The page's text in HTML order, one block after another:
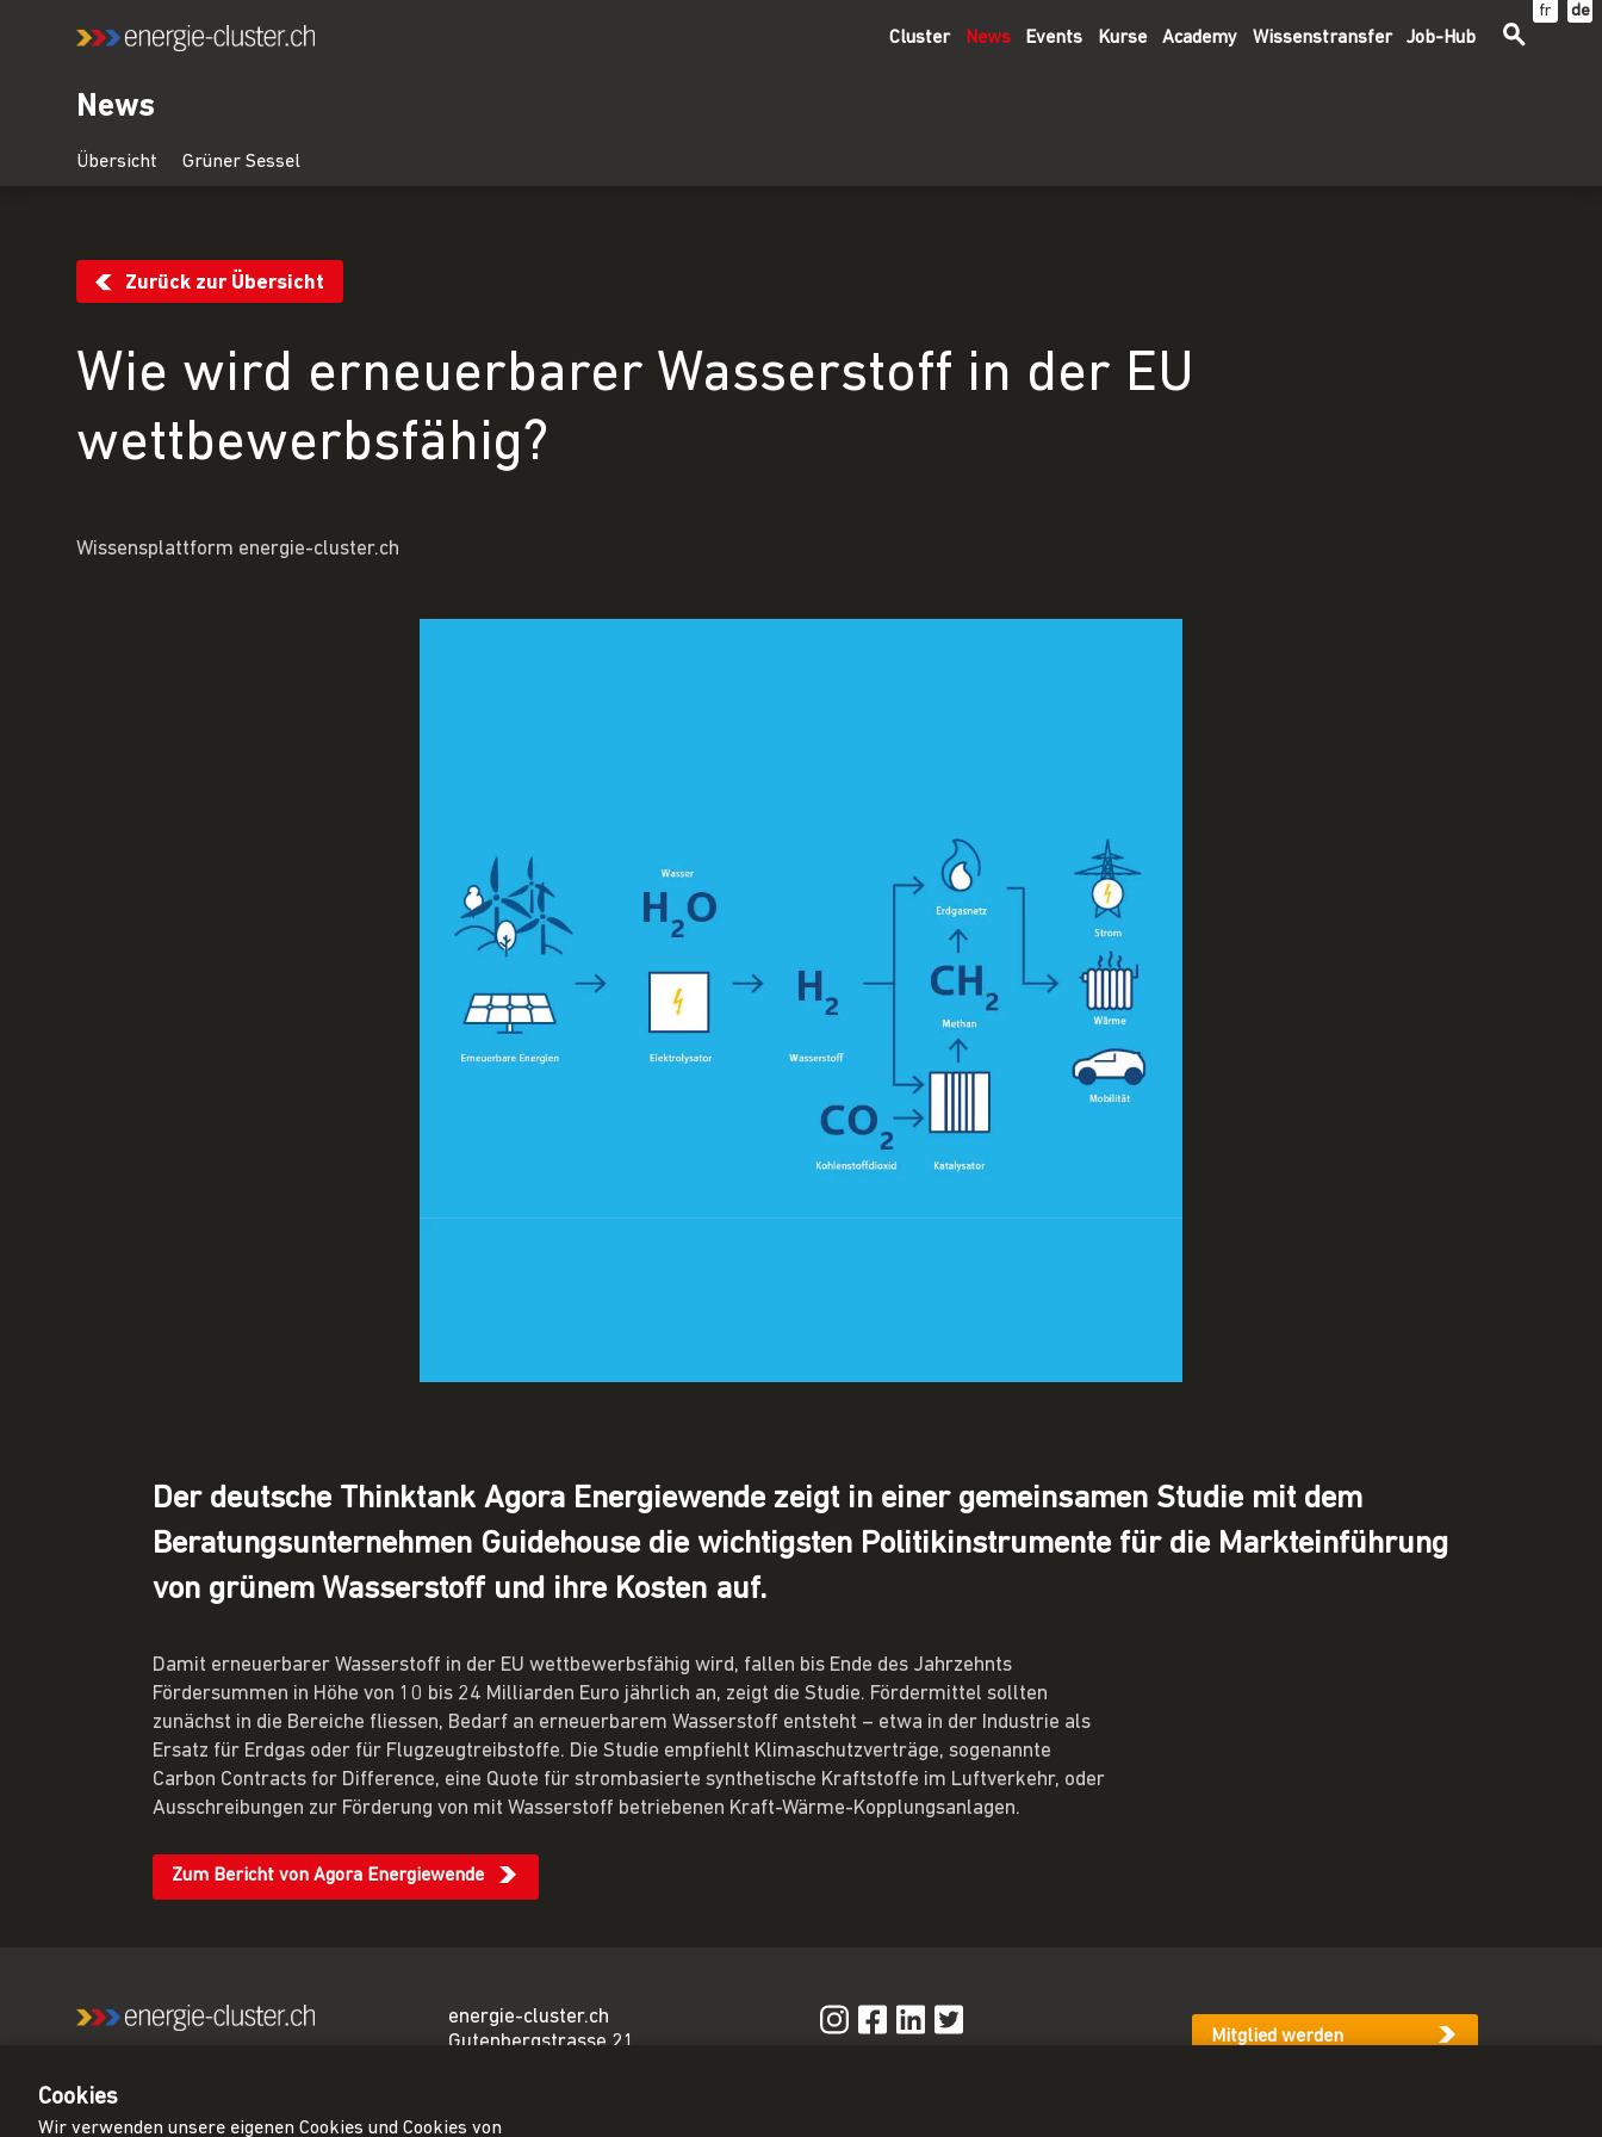
Cluster News Events Kurse Academy Wissenstransfer Job-Hub
News
fr de
Zurück zur Übersicht
Wie wird erneuerbarer Wasserstoff in der EU
wettbewerbsfähig?
Wissensplattform energie-cluster.ch
Der deutsche Thinktank Agora Energiewende zeigt in einer gemeinsamen Studie mit dem
Beratungsunternehmen Guidehouse die wichtigsten Politikinstrumente für die Markteinführung
von grünem Wasserstoff und ihre Kosten auf.
Damit erneuerbarer Wasserstoff in der EU wettbewerbsfähig wird, fallen bis Ende des Jahrzehnts
Fördersummen in Höhe von 10 bis 24 Milliarden Euro jährlich an, zeigt die Studie. Fördermittel sollten
zunächst in die Bereiche fliessen, Bedarf an erneuerbarem Wasserstoff entsteht – etwa in der Industrie als
Ersatz für Erdgas oder für Flugzeugtreibstoffe. Die Studie empfiehlt Klimaschutzverträge, sogenannte
Carbon Contracts for Difference, eine Quote für strombasierte synthetische Kraftstoffe im Luftverkehr, oder
Ausschreibungen zur Förderung von mit Wasserstoff betriebenen Kraft-Wärme-Kopplungsanlagen.
Zum Bericht von Agora Energiewende
Netzwerk für eine CO₂-
neutrale Schweiz.
energie-cluster.ch
Gutenbergstrasse 21
sekretariat@energie-
Mitglied werden
Cookies
Wir verwenden unsere eigenen Cookies und Cookies von